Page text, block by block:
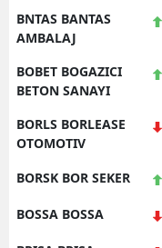
BNTAS BANTAS
AMBALAJ
BOBET BOGAZICI
BETON SANAYI
BORLS BORLEASE
OTOMOTIV
BORSK BOR SEKER
BOSSA BOSSA